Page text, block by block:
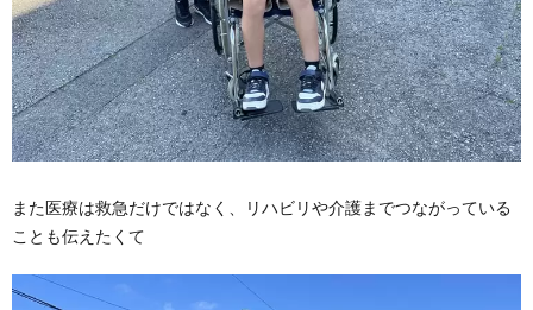
また医療は救急だけではなく、リハビリや介護までつながっている
ことも伝えたくて